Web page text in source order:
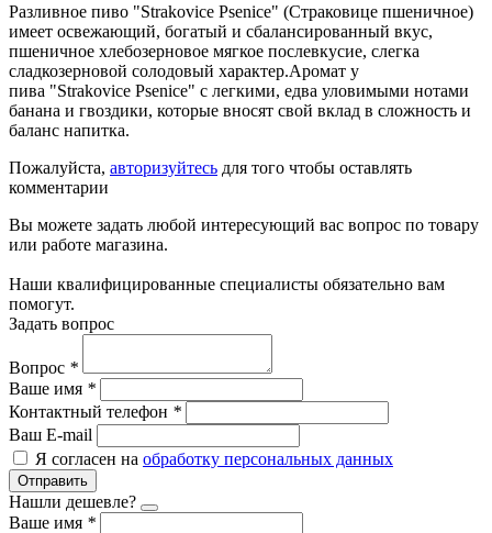
Разливное пиво "Strakovice Psenice" (Страковице пшеничное)
имеет освежающий, богатый и сбалансированный вкус,
пшеничное хлебозерновое мягкое послевкусие, слегка
сладкозерновой солодовый характер.Аромат у
пива "Strakovice Psenice" с легкими, едва уловимыми нотами
банана и гвоздики, которые вносят свой вклад в сложность и
баланс напитка.
Пожалуйста, авторизуйтесь для того чтобы оставлять
комментарии
Вы можете задать любой интересующий вас вопрос по товару
или работе магазина.
Наши квалифицированные специалисты обязательно вам
помогут.
Задать вопрос
Вопрос *
Ваше имя *
Контактный телефон *
Ваш E-mail
Я согласен на обработку персональных данных
Отправить
Нашли дешевле?
Ваше имя *